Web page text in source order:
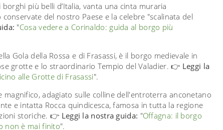
più belli d’Italia, vanta una cinta muraria
del nostro Paese e la celebre "scalinata del
"Cosa vedere a Corinaldo: guida al borgo più
Gola della Rossa e di Frasassi, è il borgo medievale in
grotte e lo straordinario Tempio del Valadier. 👉 Leggi la
alle Grotte di Frasassi".
magnifico, adagiato sulle colline dell'entroterra anconetano
e intatta Rocca quindicesca, famosa in tutta la regione
storiche. 👉 Leggi la nostra guida: "Offagna: il borgo
non è mai finito".